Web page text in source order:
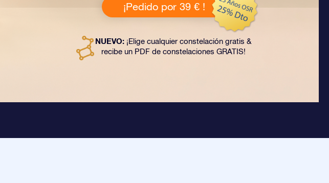
¡Pedido por 39 € !
NUEVO: ¡Elige cualquier constelación gratis &
recibe un PDF de constelaciones GRATIS!